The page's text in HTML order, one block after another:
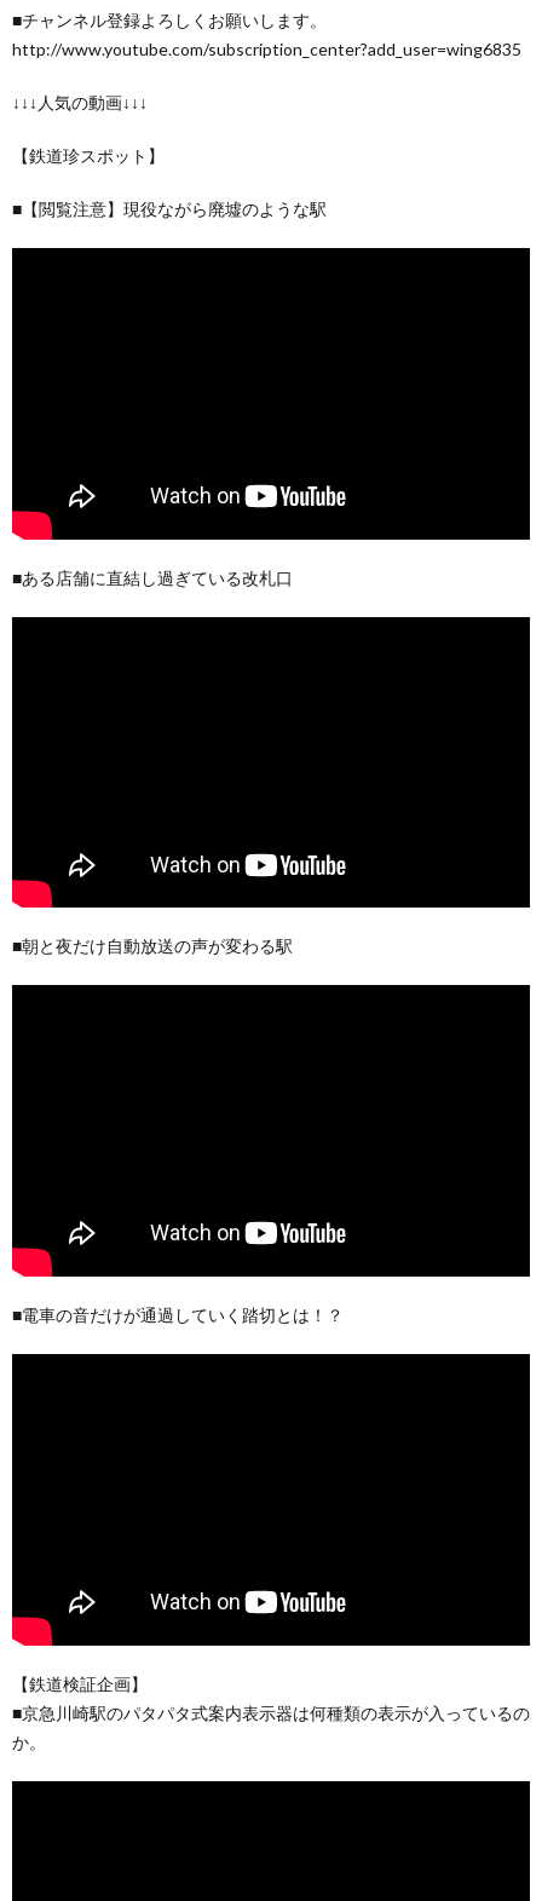
■チャンネル登録よろしくお願いします。
http://www.youtube.com/subscription_center?add_user=wing6835
↓↓↓人気の動画↓↓↓
【鉄道珍スポット】
■【閲覧注意】現役ながら廃墟のような駅
■ある店舗に直結し過ぎている改札口
■朝と夜だけ自動放送の声が変わる駅
■電車の音だけが通過していく踏切とは！？
【鉄道検証企画】
■京急川崎駅のパタパタ式案内表示器は何種類の表示が入っているの
か。